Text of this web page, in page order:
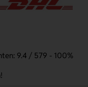
9.4 / 579 - 100%